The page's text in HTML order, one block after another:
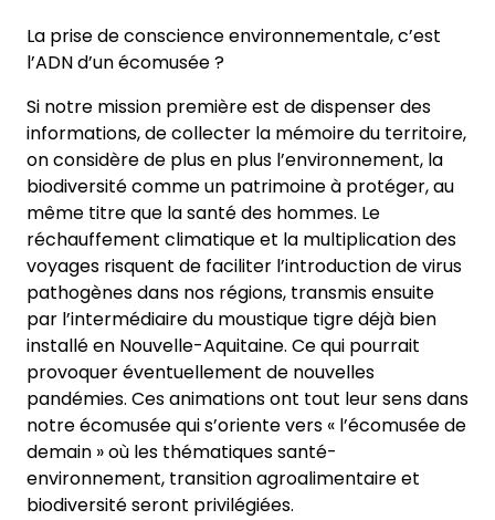
La prise de conscience environnementale, c’est
l’ADN d’un écomusée ?
Si notre mission première est de dispenser des
informations, de collecter la mémoire du territoire,
on considère de plus en plus l’environnement, la
biodiversité comme un patrimoine à protéger, au
même titre que la santé des hommes. Le
réchauffement climatique et la multiplication des
voyages risquent de faciliter l’introduction de virus
pathogènes dans nos régions, transmis ensuite
par l’intermédiaire du moustique tigre déjà bien
installé en Nouvelle-Aquitaine. Ce qui pourrait
provoquer éventuellement de nouvelles
pandémies. Ces animations ont tout leur sens dans
notre écomusée qui s’oriente vers « l’écomusée de
demain » où les thématiques santé-
environnement, transition agroalimentaire et
biodiversité seront privilégiées.